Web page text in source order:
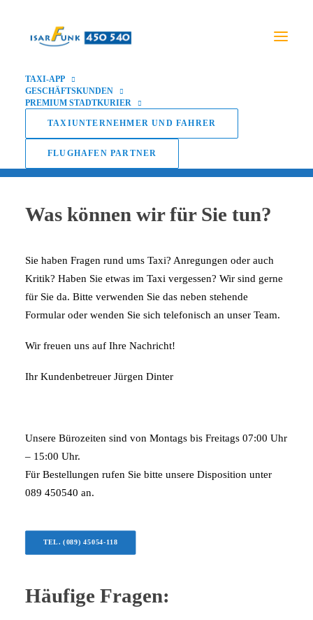
TAXI-APP
GESCHÄFTSKUNDEN
PREMIUM STADTKURIER
TAXIUNTERNEHMER UND FAHRER
FLUGHAFEN PARTNER
Kundenbetreuung
Was können wir für Sie tun?
Sie haben Fragen rund ums Taxi? Anregungen oder auch
Kritik? Haben Sie etwas im Taxi vergessen? Wir sind gerne
für Sie da. Bitte verwenden Sie das neben stehende
Formular oder wenden Sie sich telefonisch an unser Team.
Wir freuen uns auf Ihre Nachricht!
Ihr Kundenbetreuer Jürgen Dinter
Unsere Bürozeiten sind von Montags bis Freitags 07:00 Uhr
– 15:00 Uhr.
Für Bestellungen rufen Sie bitte unsere Disposition unter
089 450540 an.
TEL. (089) 45054-118
Häufige Fragen: